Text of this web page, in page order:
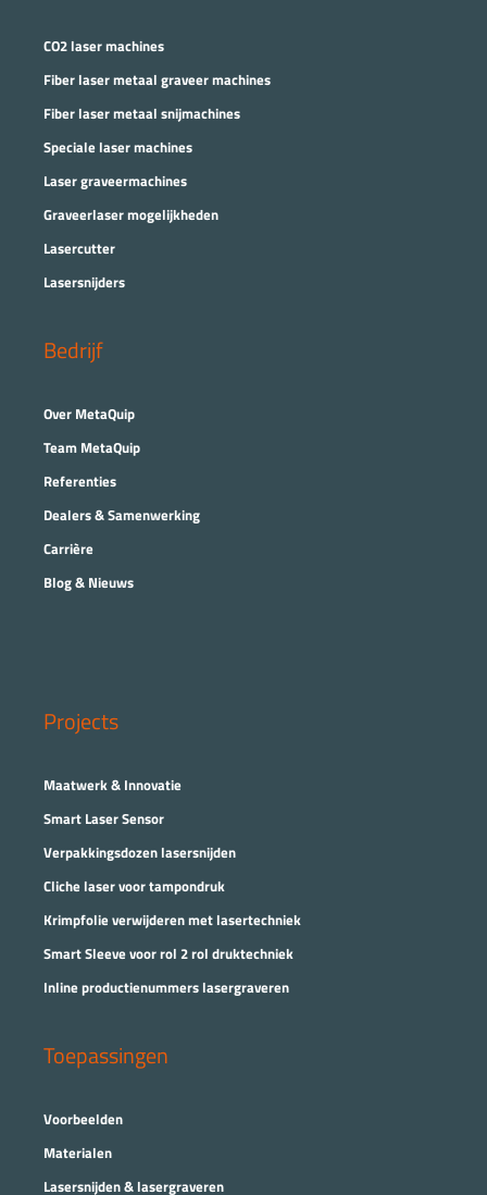
CO2 laser machines
Fiber laser metaal graveer machines
Fiber laser metaal snijmachines
Speciale laser machines
Laser graveermachines
Graveerlaser mogelijkheden
Lasercutter
Lasersnijders
Bedrijf
Over MetaQuip
Team MetaQuip
Referenties
Dealers & Samenwerking
Carrière
Blog & Nieuws
Projects
Maatwerk & Innovatie
Smart Laser Sensor
Verpakkingsdozen lasersnijden
Cliche laser voor tampondruk
Krimpfolie verwijderen met lasertechniek
Smart Sleeve voor rol 2 rol druktechniek
Inline productienummers lasergraveren
Toepassingen
Voorbeelden
Materialen
Lasersnijden & lasergraveren